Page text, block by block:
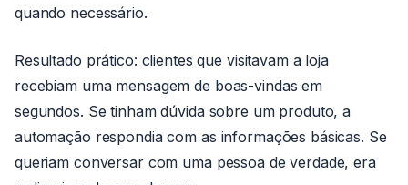
quando necessário.
Resultado prático: clientes que visitavam a loja
recebiam uma mensagem de boas-vindas em
segundos. Se tinham dúvida sobre um produto, a
automação respondia com as informações básicas. Se
queriam conversar com uma pessoa de verdade, era